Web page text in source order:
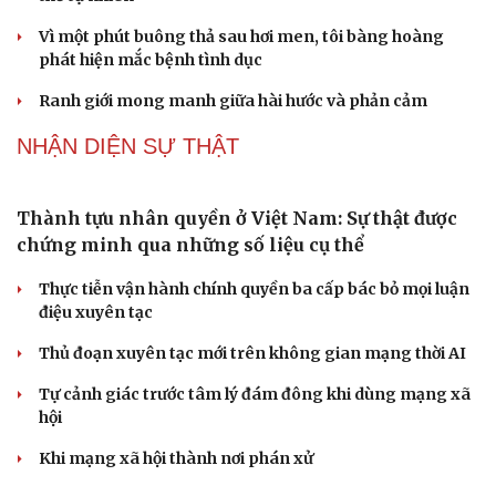
Sau 1 tháng sáp nhập tổ dân phố: Công nghệ không thể
thay cán bộ đi gặp dân
QUỐC HỘI
Không để quá trình đô thị hóa Bắc Ninh làm đứt
ĐBQH đề xuất làm rõ bản sắc kiến trúc Việt Nam trong
Luật Kiến trúc
Bí thư Quảng Ninh: Trăn trở nhất là người dân được gì
khi tỉnh lên thành phố
ĐBQH TP Hà Nội "hiến kế" khai thác hiệu quả đường
Vành đai 5 - Vùng Thủ đô
ĐBQH lo ngại áp lực cân đối vốn cho hai siêu dự án giao
thông gần 580.000 tỷ đồng